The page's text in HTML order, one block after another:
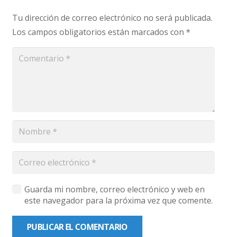
Tu dirección de correo electrónico no será publicada.
Los campos obligatorios están marcados con *
Guarda mi nombre, correo electrónico y web en
este navegador para la próxima vez que comente.
PUBLICAR EL COMENTARIO